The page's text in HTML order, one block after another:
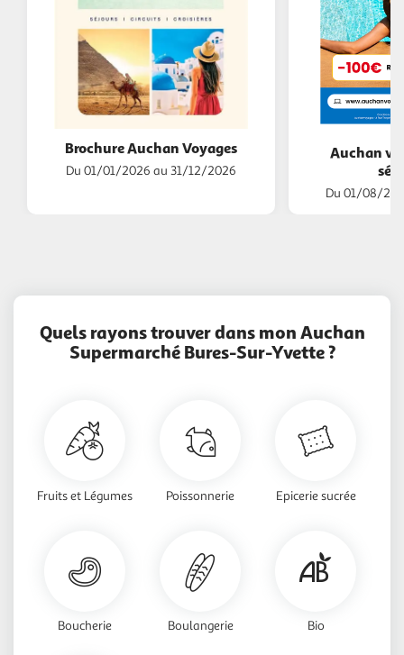
Brochure Auchan Voyages
Du 01/01/2026 au 31/12/2026
Auchan
Du 01/08/
Quels rayons trouver dans mon Auchan
Supermarché Bures-Sur-Yvette ?
Fruits et Légumes Poissonnerie Epicerie sucrée
Boucherie Boulangerie Bio